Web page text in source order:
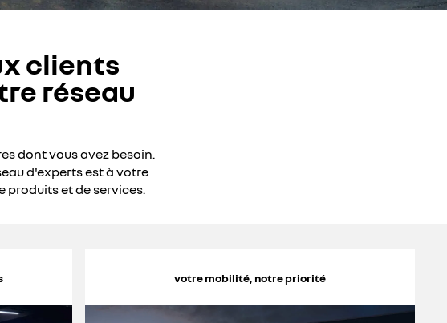
clients
réseau
dont vous avez besoin.
d'experts est à votre
produits et de services.
votre mobilité, notre priorité